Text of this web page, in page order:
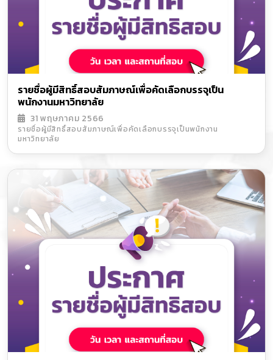
รายชื่อผู้มีสิทธิ์สอบสัมภาษณ์เพื่อคัดเลือกบรรจุเป็น
พนักงานมหาวิทยาลัย
31 พฤษภาคม 2566
รายชื่อผู้มีสิทธิ์สอบสัมภาษณ์เพื่อคัดเลือกบรรจุเป็นพนักงาน
มหาวิทยาลัย